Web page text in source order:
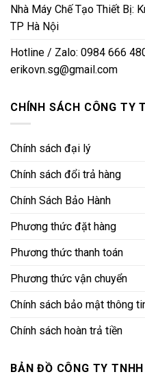
Nhà Máy Chế Tạo Thiết Bị:
TP Hà Nội
Hotline / Zalo: 0984 666
erikovn.sg@gmail.com
CHÍNH SÁCH CÔNG TY
Chính sách đại lý
Chính sách đổi trả hàng
Chính Sách Bảo Hành
Phương thức đặt hàng
Phương thức thanh toán
Phương thức vận chuyển
Chính sách bảo mật thông
Chính sách hoàn trả tiền
BẢN ĐỒ CÔNG TY